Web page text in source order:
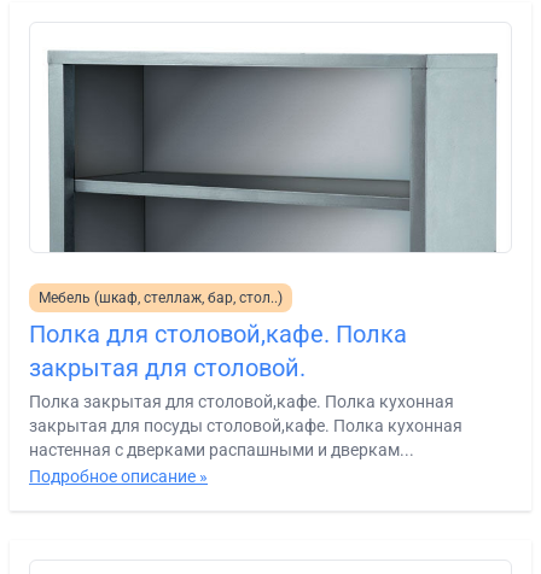
Мебель (шкаф, стеллаж, бар, стол..)
Полка для столовой,кафе. Полка
закрытая для столовой.
Полка закрытая для столовой,кафе. Полка кухонная
закрытая для посуды столовой,кафе. Полка кухонная
настенная с дверками распашными и дверкам...
Подробное описание »